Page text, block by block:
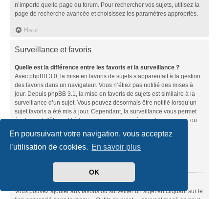
En poursuivant votre navigation, vous acceptez
l’utilisation de cookies. En savoir plus
OK
n’importe quelle page du forum. Pour rechercher vos sujets, utilisez la
page de recherche avancée et choisissez les paramètres appropriés.
Haut
Surveillance et favoris
Quelle est la différence entre les favoris et la surveillance ?
Avec phpBB 3.0, la mise en favoris de sujets s’apparentait à la gestion
des favoris dans un navigateur. Vous n’étiez pas notifié des mises à
jour. Depuis phpBB 3.1, la mise en favoris de sujets est similaire à la
surveillance d’un sujet. Vous pouvez désormais être notifié lorsqu’un
sujet favoris a été mis à jour. Cependant, la surveillance vous permet
également d’être notifié lorsqu’il y a une mise à jour dans un sujet ou
surveillances peuvent être configurées depuis le panneau de
l’utilisateur dans l’onglet « Préférences du forum ».
Comment mettre en favoris ou surveiller des sujets ?
Vous pouvez ajouter aux favoris ou surveiller un sujet en cliquant sur le